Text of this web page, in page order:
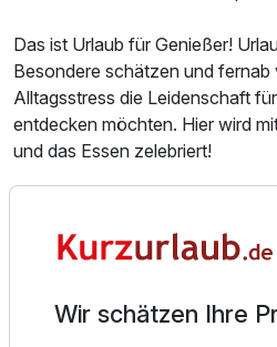
Für 8 Tage
2 Erwachsene und 2 Kinder
Ausstattung
Das ist Urlaub für Genießer!
Besondere schätzen und fernab
Alltagsstress die Leidenschaft
entdecken möchten. Hier wird
und das Essen zelebriert!
Unsere Liebe zu exquisiten
auch in unseren neu gestalteten
(Safran, Kirsche,
Wir schätzen Ihre